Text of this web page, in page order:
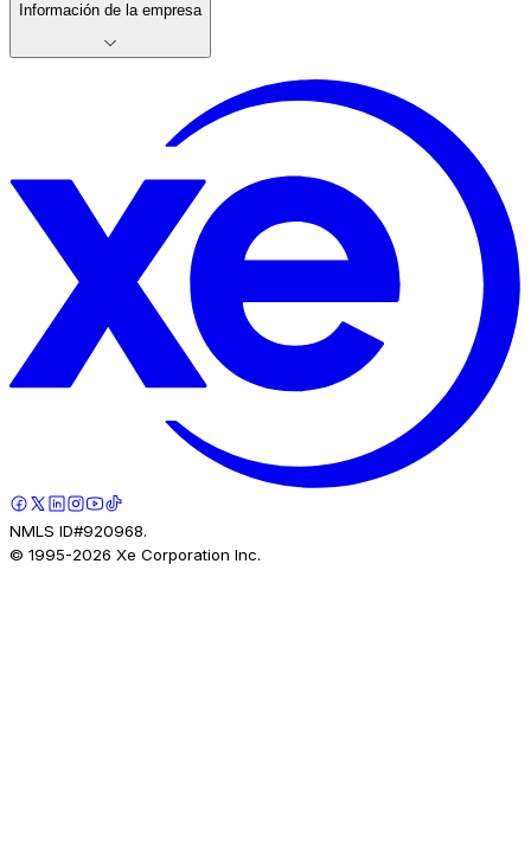
Información de la empresa
NMLS ID#920968.
© 1995-2026 Xe Corporation Inc.